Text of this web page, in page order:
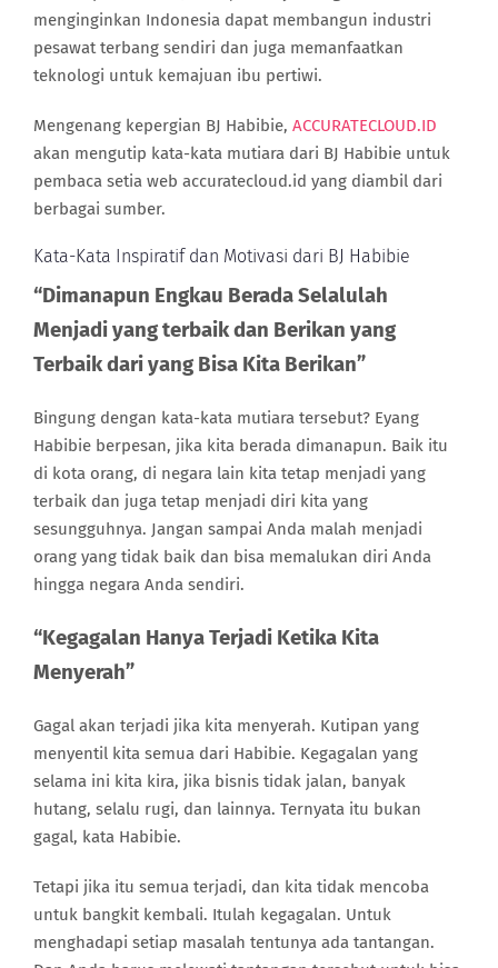
menginginkan Indonesia dapat membangun industri
pesawat terbang sendiri dan juga memanfaatkan
teknologi untuk kemajuan ibu pertiwi.
Mengenang kepergian BJ Habibie, ACCURATECLOUD.ID
akan mengutip kata-kata mutiara dari BJ Habibie untuk
pembaca setia web accuratecloud.id yang diambil dari
berbagai sumber.
Kata-Kata Inspiratif dan Motivasi dari BJ Habibie
“Dimanapun Engkau Berada Selalulah
Menjadi yang terbaik dan Berikan yang
Terbaik dari yang Bisa Kita Berikan”
Bingung dengan kata-kata mutiara tersebut? Eyang
Habibie berpesan, jika kita berada dimanapun. Baik itu
di kota orang, di negara lain kita tetap menjadi yang
terbaik dan juga tetap menjadi diri kita yang
sesungguhnya. Jangan sampai Anda malah menjadi
orang yang tidak baik dan bisa memalukan diri Anda
hingga negara Anda sendiri.
“Kegagalan Hanya Terjadi Ketika Kita
Menyerah”
Gagal akan terjadi jika kita menyerah. Kutipan yang
menyentil kita semua dari Habibie. Kegagalan yang
selama ini kita kira, jika bisnis tidak jalan, banyak
hutang, selalu rugi, dan lainnya. Ternyata itu bukan
gagal, kata Habibie.
Tetapi jika itu semua terjadi, dan kita tidak mencoba
untuk bangkit kembali. Itulah kegagalan. Untuk
menghadapi setiap masalah tentunya ada tantangan.